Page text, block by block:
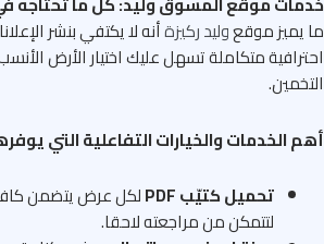
موقعوليد ركيزةأنه لا يكتفي بنشر
متكاملة تسهل عليك اختيار الأرض الأنسب
الخدمات والخيارات التفاعلية التي
تحميل كتيّب PDF
لكل عرض يتضمن كافة
لتتمكن من مراجعته لاحقا.